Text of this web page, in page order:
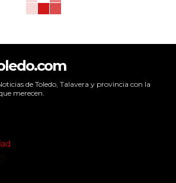
de Toledo, Talavera y provincia con la
merecen.